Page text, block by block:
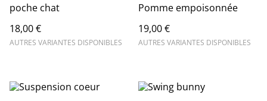
poche chat
18,00 €
AUTRES VARIANTES DISPONIBLES
Pomme empoisonnée
19,00 €
AUTRES VARIANTES DISPONIBLES